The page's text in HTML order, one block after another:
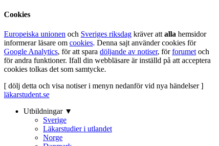
Cookies
Europeiska unionen och Sveriges riksdag kräver att alla hemsidor
informerar läsare om cookies. Denna sajt använder cookies för
Google Analytics, för att spara döljande av notiser, förforumet och
för andra funktioner. Ifall din webbläsare är inställd på att acceptera
cookies tolkas det som samtycke.
[ dölj detta och visa notiser i menyn nedanför vid nya händelser ]
läkarstudent.se
Utbildningar ▼
Sverige
Läkarstudier i utlandet
Norge